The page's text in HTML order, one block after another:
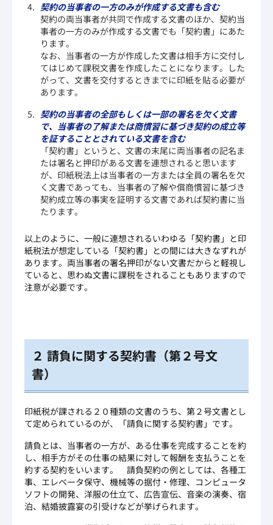
契約の当事者の一方のみが作成する文書も含む
契約の両当事者が共同で作成する文書のほか、契約当
事者の一方のみが作成する文書でも「契約書」にあた
ります。
なお、当事者の一方が作成した文書は相手方に交付し
てはじめて課税文書を作成したことになります。した
がって、文書を交付するときまでに印紙を貼る必要が
あります。
契約の当事者の全部もしくは一部の署名を欠く文書
で、当事者の了解または商慣習に基づき契約の成立等
を証することとされている文書を含む
「契約書」というと、文書の末尾に両当事者の記名ま
たは署名と押印がある文書を連想されると思います
が、印紙税法上は当事者の一方または全員の署名を欠
く文書であっても、当事者の了解や償商慣習に基づき
契約成立等の事実を証明する文書であれば契約書に当
たります。
以上のように、一般に連想されるいわゆる「契約書」と印
紙税法が想定している「契約書」との間には大きなずれが
あります。両当事者の署名押印がない文書だからと軽視し
ていると、思わぬ文書に課税をされることもありますので
注意が必要です。
２ 請負に関する契約書（第２号文
書）
印紙税が課される２０種類の文書のうち、第２号文書とし
て定められているのが、「請負に関する契約書」です。
請負とは、当事者の一方が、ある仕事を完成することを約
し、相手方がその仕事の結果に対して報酬を支払うことを
約する契約をいいます。 請負契約の例としては、各種工
事、エレベータ保守、機械等の据付・修理、コンピュータ
ソフトの開発、洋服の仕立て、広告宣伝、音楽の演奏、宿
泊、結婚披露宴の引受けなどが挙げられます。